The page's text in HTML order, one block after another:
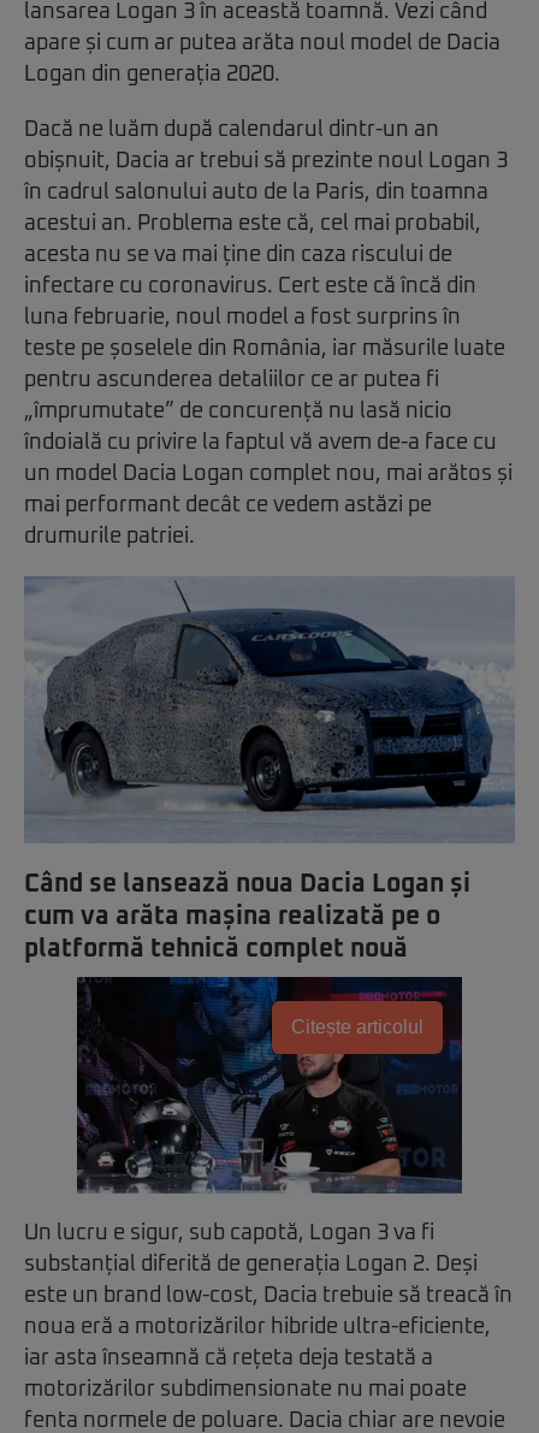
lansarea Logan 3 în această toamnă. Vezi când
apare și cum ar putea arăta noul model de Dacia
Logan din generația 2020.
Dacă ne luăm după calendarul dintr-un an
obișnuit, Dacia ar trebui să prezinte noul Logan 3
în cadrul salonului auto de la Paris, din toamna
acestui an. Problema este că, cel mai probabil,
acesta nu se va mai ține din caza riscului de
infectare cu coronavirus. Cert este că încă din
luna februarie, noul model a fost surprins în
teste pe șoselele din România, iar măsurile luate
pentru ascunderea detaliilor ce ar putea fi
„împrumutate” de concurență nu lasă nicio
îndoială cu privire la faptul vă avem de-a face cu
un model Dacia Logan complet nou, mai arătos și
mai performant decât ce vedem astăzi pe
drumurile patriei.
Când se lansează noua Dacia Logan și
cum va arăta mașina realizată pe o
platformă tehnică complet nouă
Citește articolul
Un lucru e sigur, sub capotă, Logan 3 va fi
substanțial diferită de generația Logan 2. Deși
este un brand low-cost, Dacia trebuie să treacă în
noua eră a motorizărilor hibride ultra-eficiente,
iar asta înseamnă că rețeta deja testată a
motorizărilor subdimensionate nu mai poate
fenta normele de poluare. Dacia chiar are nevoie